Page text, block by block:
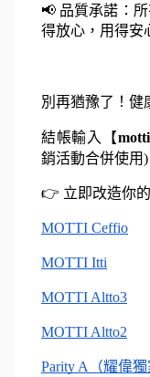
📢 品質承諾：
得放心，用得安
別再猶豫了！健
結帳輸入【
銷活動合併使用)
👉 立即改造你
MOTTI Ceffio
MOTTI Itti
MOTTI Altto3
MOTTI Altto2
Parity A（耀偉